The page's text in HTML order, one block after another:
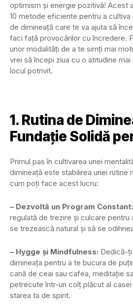
optimism și energie pozitivă! Acest
10 metode eficiente pentru a
de dimineață care te va ajuta să
faci față provocărilor cu încredere.
unor modalități de a te simți mai
vrei să începi ziua cu o atitudine mai
locul potrivit.
1. Rutina de
Fundație Solidă
Primul pas în cultivarea unei
dimineață este stabilirea unei rutine
cum poți face acest lucru:
– Dezvoltă un Program Constant:
regulată de trezire și culcare pentru
se trezească natural și să se
– Hygge și Mindfulness: Dedică-
dimineața pentru a te bucura de
cană de ceai sau cafea, meditație
petrecute într-un colț plăcut al
starea ta de spirit.